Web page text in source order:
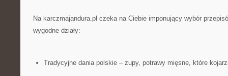
Na karczmajandura.pl czeka na Ciebie imponujący wybór
wygodne działy:
Tradycyjne dania polskie – zupy, potrawy mięsne, które